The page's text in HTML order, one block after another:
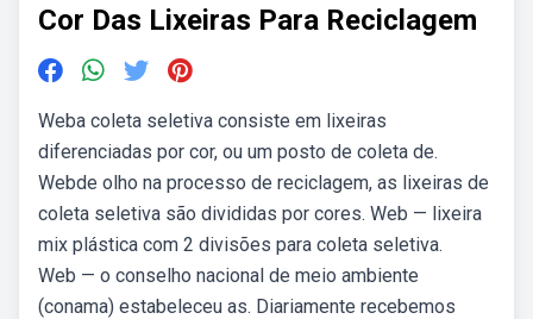
Cor Das Lixeiras Para Reciclagem
Weba coleta seletiva consiste em lixeiras
diferenciadas por cor, ou um posto de coleta de.
Webde olho na processo de reciclagem, as lixeiras de
coleta seletiva são divididas por cores. Web — lixeira
mix plástica com 2 divisões para coleta seletiva.
Web — o conselho nacional de meio ambiente
(conama) estabeleceu as. Diariamente recebemos